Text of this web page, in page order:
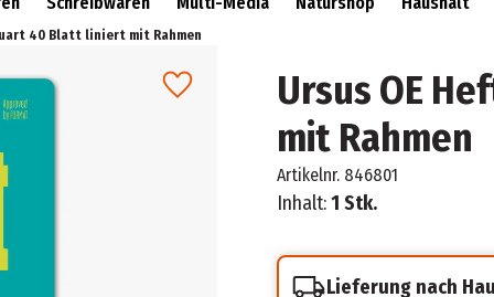
40 Blatt liniert mit Rahmen
Ursus OE
mit Rahmen
Artikelnr. 846801
Inhalt:1 Stk.
Lieferung nach